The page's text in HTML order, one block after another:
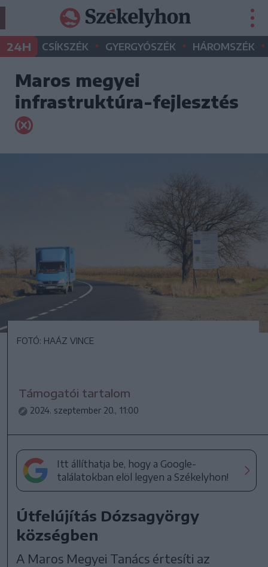
24H CSÍKSZÉK • GYERGYÓSZÉK • HÁROMSZÉK •
Maros megyei
infrastruktúra-fejlesztés
FOTÓ: HAÁZ VINCE
Támogatói tartalom
2024. szeptember 20., 11:00
Itt állíthatja be, hogy a Google-
találatokban elöl legyen a Székelyhon!
Útfelújítás Dózsagyörgy
községben
A Maros Megyei Tanács értesíti az